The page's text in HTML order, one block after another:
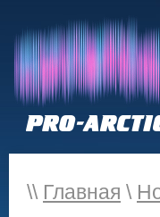
\\ Главная \